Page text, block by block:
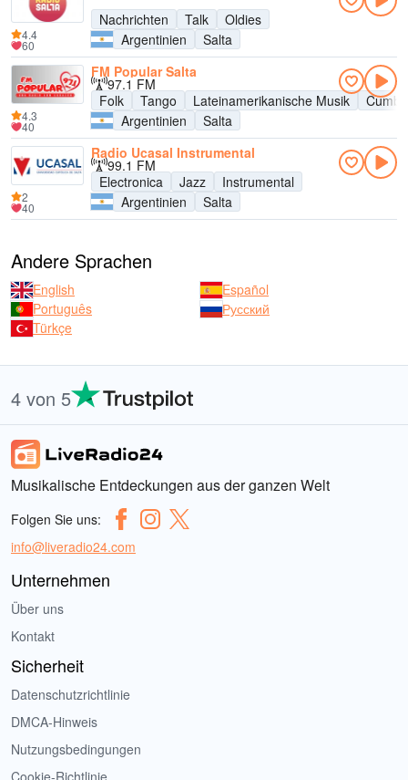
Nachrichten
Talk
Oldies
Argentinien
Salta
4.4
60
FM Popular Salta
97.1 FM
Folk
Tango Lateinamerikanische Musik
Argentinien
Salta
4.3
40
Radio Ucasal Instrumental
99.1 FM
Electronica
Jazz
Instrumental
Argentinien
Salta
2
40
Andere Sprachen
English
Español
Português
Русский
Türkçe
4 von 5
Musikalische Entdeckungen aus der ganzen Welt
Folgen Sie uns:
info@liveradio24.com
Unternehmen
Über uns
Kontakt
Sicherheit
Datenschutzrichtlinie
DMCA-Hinweis
Nutzungsbedingungen